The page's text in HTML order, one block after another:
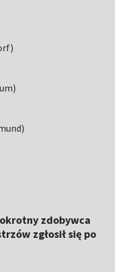
zdobywca
zgłosił się po